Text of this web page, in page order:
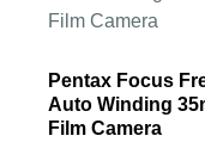
Pentax Focus
Auto Winding
Film Camera